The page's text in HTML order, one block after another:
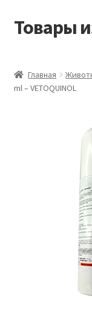
Перейти
Перейти
Товары
Виды доставки
Оставить отзыв
Главная
ml – VETOQUINOL